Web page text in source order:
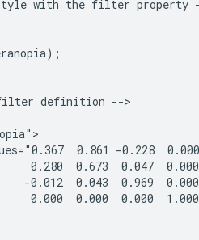
with the filter property
definition -->
0.861 -0.228
0.280  0.673  0.047
-0.012  0.043  0.969
0.000  0.000  0.000